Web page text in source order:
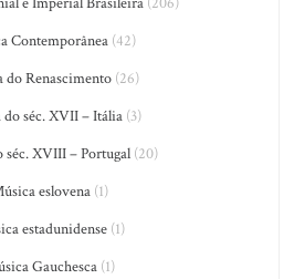
Contemporânea(42)
do Renascimento (26)
do séc. XVII – Itália (3)
séc. XVIII – Portugal (20)
eslovena(1)
estadunidense(1)
Gauchesca(1)